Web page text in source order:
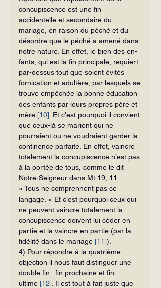
concu­piscence est une fin
accidentelle et secondaire du
mariage, en raison du péché et du
désordre que le péché a amené dans
notre nature. En effet, le bien des en­
fants, qui est la fin principale, requiert
par-dessus tout que soient évités
fornica­tion et adultère, par lesquels se
trouve empêchée la bonne éducation
des enfants par leurs propres père et
mère [10] . Et c’est pourquoi il convient
que ceux-là se ma­rient qui ne
pourraient ou ne voudraient garder la
continence parfaite. En effet, vaincre
totalement la concupiscence n’est pas
à la portée de tous, comme le dit
Notre-Seigneur dans Mt 19, 11 :
« Tous ne comprennent pas ce
langage. » Et c’est pourquoi ceux qui
ne peuvent vaincre totalement la
concupiscence doivent lui céder en
partie et la vaincre en partie (par la
fidélité dans le mariage [11]).
4) Pour répondre à la quatrième
objection il nous faut distinguer une
double fin : fin prochaine et fin
ultime [12] . Il est tout à fait juste que